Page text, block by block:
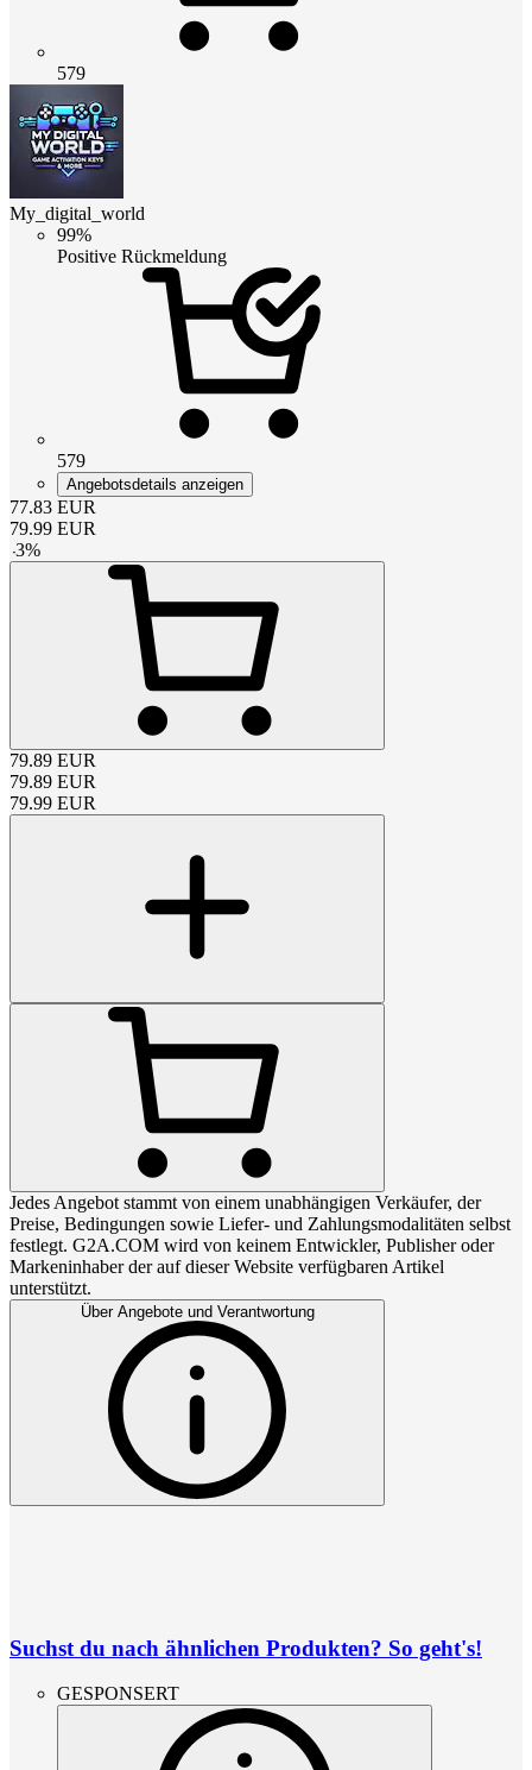
579
My_digital_world
99%
Positive Rückmeldung
579
Angebotsdetails anzeigen
77.83 EUR
79.99 EUR
-3%
79.89 EUR
79.89 EUR
79.99 EUR
Jedes Angebot stammt von einem unabhängigen Verkäufer, der
Preise, Bedingungen sowie Liefer- und Zahlungsmodalitäten selbst
festlegt. G2A.COM wird von keinem Entwickler, Publisher oder
Markeninhaber der auf dieser Website verfügbaren Artikel
unterstützt.
Über Angebote und Verantwortung
Suchst du nach ähnlichen Produkten? So geht's!
GESPONSERT